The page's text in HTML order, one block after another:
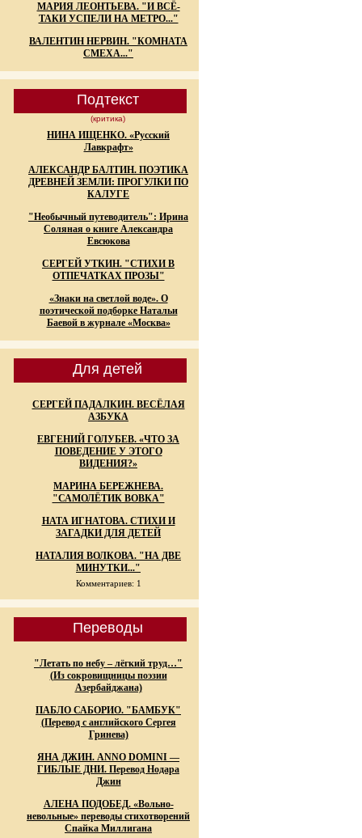
МАРИЯ ЛЕОНТЬЕВА. "И ВСЁ-
ТАКИ УСПЕЛИ НА МЕТРО..."
ВАЛЕНТИН НЕРВИН. "КОМНАТА
СМЕХА..."
Подтекст
(критика)
НИНА ИЩЕНКО. «Русский
Лавкрафт»
АЛЕКСАНДР БАЛТИН. ПОЭТИКА
ДРЕВНЕЙ ЗЕМЛИ: ПРОГУЛКИ ПО
КАЛУГЕ
"Необычный путеводитель": Ирина
Соляная о книге Александра
Евсюкова
СЕРГЕЙ УТКИН. "СТИХИ В
ОТПЕЧАТКАХ ПРОЗЫ"
«Знаки на светлой воде». О
поэтической подборке Натальи
Баевой в журнале «Москва»
Для детей
СЕРГЕЙ ПАДАЛКИН. ВЕСЁЛАЯ
АЗБУКА
ЕВГЕНИЙ ГОЛУБЕВ. «ЧТО ЗА
ПОВЕДЕНИЕ У ЭТОГО
ВИДЕНИЯ?»
МАРИНА БЕРЕЖНЕВА.
"САМОЛЁТИК ВОВКА"
НАТА ИГНАТОВА. СТИХИ И
ЗАГАДКИ ДЛЯ ДЕТЕЙ
НАТАЛИЯ ВОЛКОВА. "НА ДВЕ
МИНУТКИ..."
Комментариев: 1
Переводы
"Летать по небу – лёгкий труд…"
(Из сокровищницы поэзии
Азербайджана)
ПАБЛО САБОРИО. "БАМБУК"
(Перевод с английского Сергея
Гринева)
ЯНА ДЖИН. ANNO DOMINI —
ГИБЛЫЕ ДНИ. Перевод Нодара
Джин
АЛЕНА ПОДОБЕД. «Вольно-
невольные» переводы стихотворений
Спайка Миллигана